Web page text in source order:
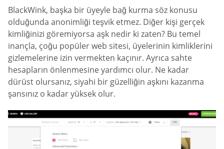
BlackWink, başka bir üyeyle bağ kurma söz konusu
olduğunda anonimliği teşvik etmez. Diğer kişi gerçek
kimliğinizi göremiyorsa aşk nedir ki zaten? Bu temel
inançla, çoğu popüler web sitesi, üyelerinin kimliklerini
gizlemelerine izin vermekten kaçınır. Ayrıca sahte
hesapların önlenmesine yardımcı olur. Ne kadar
dürüst olursanız, siyahi bir güzelliğin aşkını kazanma
şansınız o kadar yüksek olur.